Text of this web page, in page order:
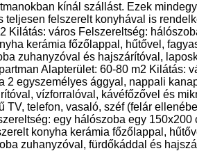
kínál szállást. Ezek
teljesen felszerelt konyhával is
Kilátás: város Felszereltség:
kerámia főzőlappal, hűtővel,
zuhanyzóval és hajszárítóval,
Alapterület: 60-80 m2 Kilátás:
egyszemélyes ággyal, nappali
vízforralóval, kávéfőzővel és
telefon, vasaló, széf (felár
egy hálószoba egy
konyha kerámia főzőlappal,
zuhanyzóval, fürdőkáddal és